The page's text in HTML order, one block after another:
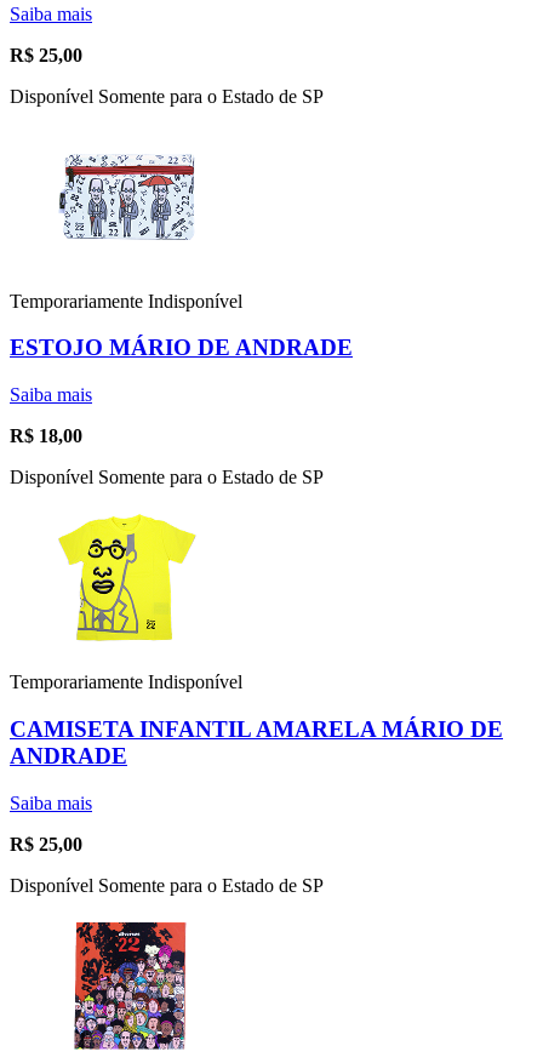
Saiba mais
R$ 25,00
Disponível Somente para o Estado de SP
Temporariamente Indisponível
ESTOJO MÁRIO DE ANDRADE
Saiba mais
R$ 18,00
Disponível Somente para o Estado de SP
Temporariamente Indisponível
CAMISETA INFANTIL AMARELA MÁRIO DE
ANDRADE
Saiba mais
R$ 25,00
Disponível Somente para o Estado de SP